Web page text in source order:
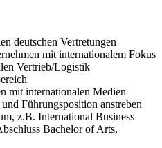
deutschen Vertretungen
mit internationalem Fokus
Vertrieb/Logistik
mit internationalen Medien
Führungsposition anstreben
z.B. International Business
Bachelor of Arts,